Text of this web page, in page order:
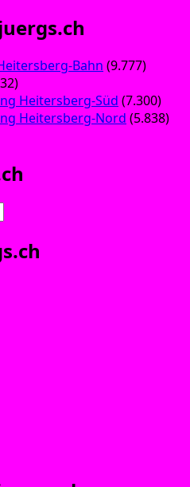
Bahn (9.777)
Heitersberg-Süd (7.300)
Heitersberg-Nord (5.838)